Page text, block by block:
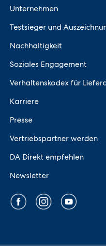
Unternehmen
Testsieger und
Nachhaltigkeit
Soziales Engagement
Verhaltenskodex für
Karriere
Presse
Vertriebspartner werden
DA Direkt empfehlen
Newsletter